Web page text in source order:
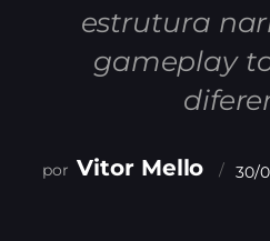
estrutura
gameplay
Vitor Mello 30/